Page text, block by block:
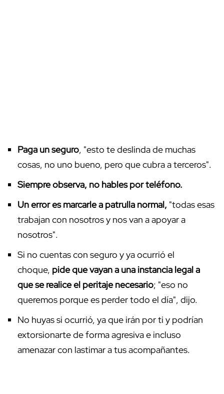
Paga un seguro, "esto te deslinda de muchas
cosas, no uno bueno, pero que cubra a terceros".
Siempre observa, no hables por teléfono.
Un error es marcarle a patrulla normal, "todas esas
trabajan con nosotros y nos van a apoyar a
nosotros".
Si no cuentas con seguro y ya ocurrió el
choque, pide que vayan a una instancia legal a
que se realice el peritaje necesario; "eso no
queremos porque es perder todo el día", dijo.
No huyas si ocurrió, ya que irán por ti y podrían
extorsionarte de forma agresiva e incluso
amenazar con lastimar a tus acompañantes.